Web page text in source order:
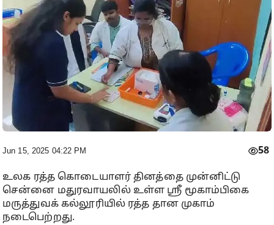
Jun 15, 2025 04:22 PM 58
உலக ரத்த கொடையாளர் தினத்தை முன்னிட்டு
சென்னை மதுரவாயலில் உள்ள ஸ்ரீ மூகாம்பிகை
மருத்துவக் கல்லூரியில் ரத்த தான முகாம்
நடைபெற்றது.